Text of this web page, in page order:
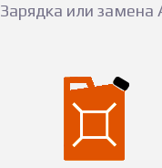
Зарядка или замена